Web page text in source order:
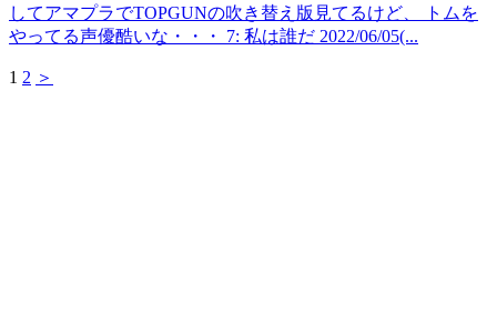
してアマプラでTOPGUNの吹き替え版見てるけど、 トムを
やってる声優酷いな・・・ 7: 私は誰だ 2022/06/05(...
1 2 ＞